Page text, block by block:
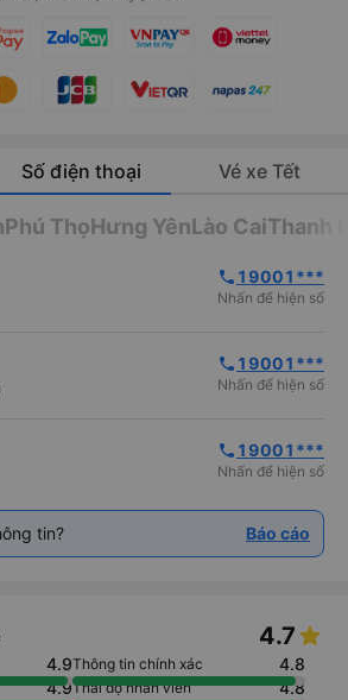
Số điện thoại Vé xe Tết
Phú ThọHưng YênLào CaiThanh
phone 19001***
Nhấn để hiện số
phone 19001***
Nhấn để hiện số
phone 19001***
Nhấn để hiện số
tin? Báo cáo
4.7
4.9Thông tin chính xác 4.8
4.9Thái độ nhân viên 4.8